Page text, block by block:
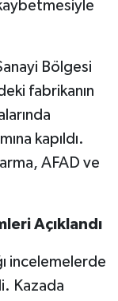
Bölgesi
fabrikanın
kapıldı.
AFAD ve
Açıklandı
incelemelerde
Kazada